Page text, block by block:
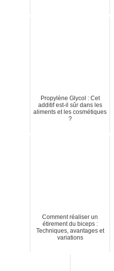
Propylène Glycol : Cet
additif est-il sûr dans les
aliments et les cosmétiques
?
Comment réaliser un
étirement du biceps :
Techniques, avantages et
variations